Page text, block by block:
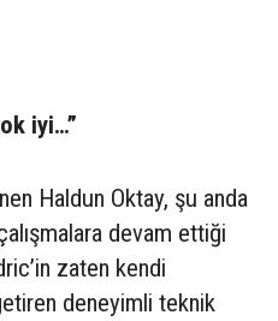
iyi…”
Haldun Oktay, şu anda
devam ettiği
zaten kendi
deneyimli teknik